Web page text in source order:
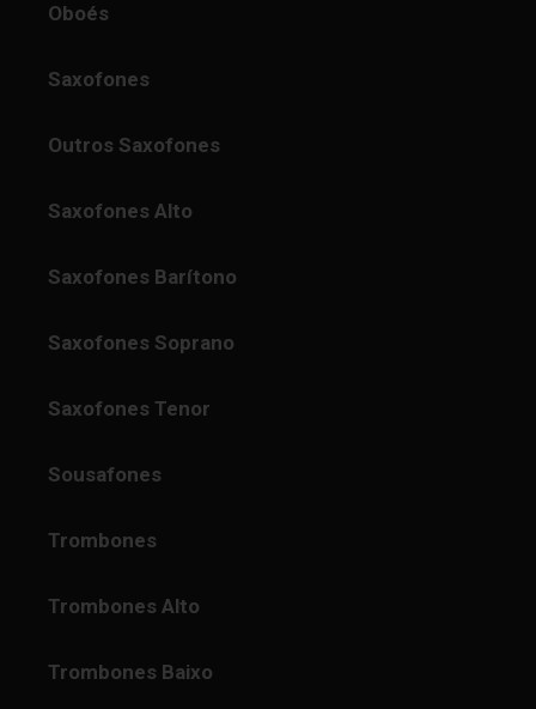
Oboés
Saxofones
Outros Saxofones
Saxofones Alto
Saxofones Barítono
Saxofones Soprano
Saxofones Tenor
Sousafones
Trombones
Trombones Alto
Trombones Baixo